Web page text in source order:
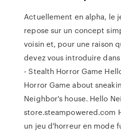
Actuellement en alpha, le
repose sur un concept
voisin et, pour une raison
devez vous introduire
- Stealth Horror Game
Horror Game about
Neighbor's house. Hello
store.steampowered.com
un jeu d'horreur en mode